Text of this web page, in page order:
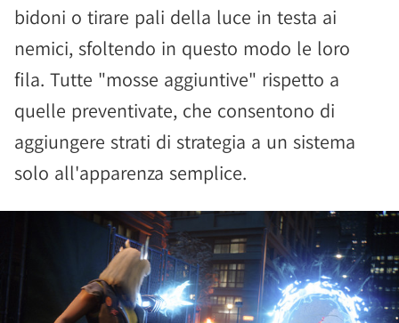
bidoni o tirare pali della luce in testa ai
nemici, sfoltendo in questo modo le loro
fila. Tutte "mosse aggiuntive" rispetto a
quelle preventivate, che consentono di
aggiungere strati di strategia a un sistema
solo all'apparenza semplice.